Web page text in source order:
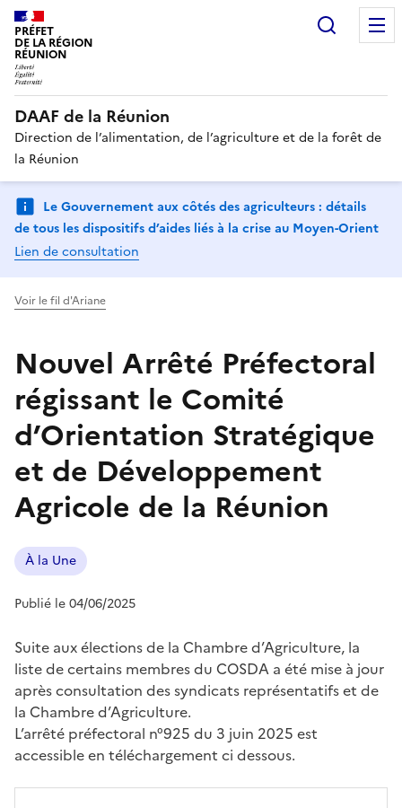
PRÉFET
DE LA RÉGION
RÉUNION
DAAF de la Réunion
Direction de l’alimentation, de l’agriculture et de la forêt de
la Réunion
Le Gouvernement aux côtés des agriculteurs : détails
de tous les dispositifs d’aides liés à la crise au Moyen-Orient
Lien de consultation
Voir le fil d'Ariane
Nouvel Arrêté Préfectoral
régissant le Comité
d’Orientation Stratégique
et de Développement
Agricole de la Réunion
À la Une
Publié le 04/06/2025
Suite aux élections de la Chambre d’Agriculture, la
liste de certains membres du COSDA a été mise à jour
après consultation des syndicats représentatifs et de
la Chambre d’Agriculture.
L’arrêté préfectoral n°925 du 3 juin 2025 est
accessible en téléchargement ci dessous.